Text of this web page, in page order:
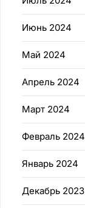
Июнь 2024
Май 2024
Апрель 2024
Март 2024
Февраль 2024
Январь 2024
Декабрь 2023